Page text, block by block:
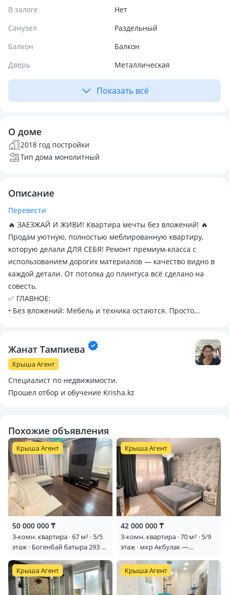
В залоге
Нет
Санузел
Раздельный
Балкон
Балкон
Дверь
Металлическая
Показать всё
О доме
2018 год постройки
Тип дома монолитный
Описание
Перевести
🔥 ЗАЕЗЖАЙ И ЖИВИ! Квартира мечты без вложений! 🔥
Продам уютную, полностью меблированную квартиру,
которую делали ДЛЯ СЕБЯ! Ремонт премиум-класса с
использованием дорогих материалов — качество видно в
каждой детали. От потолка до плинтуса всё сделано на
совесть.
✅ ГЛАВНОЕ:
• Без вложений: Мебель и техника остаются. Просто
Ремонт свежий, как новый.
• Локация ТОП: Дружные соседи, тихий двор. Школа,
детский сад и автобусная остановка — в 3 минутах пешком.
Всё для комфортной жизни с детьми.
• Юридически чисто: Не в залоге, не в аресте. 1
Приезжайте на просмотр и влюбляйтесь!
📞 Звоните прямо сейчас, пока не забрали! Торг реальному
покупателю у квартиры.
Жанат Тампиева
Крыша Агент
Специалист по недвижимости.
Прошел отбор и обучение Krisha.kz
Похожие объявления
Крыша Агент
50 000 000 ₸
3-комн. квартира · 67 м² · 5/5
этаж · Богенбай батыра 293 —
локации!
Крыша Агент
42 000 000 ₸
3-комн. квартира · 70 м² · 5/9
этаж · мкр Акбулак —
Крыша Агент
Крыша Агент